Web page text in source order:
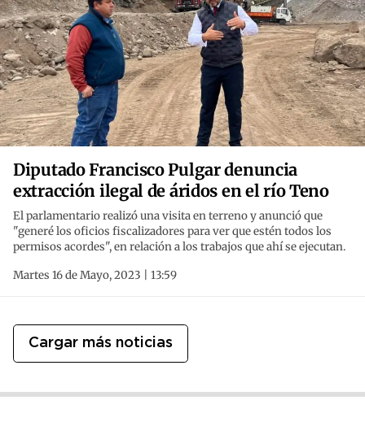
Diputado Francisco Pulgar denuncia
extracción ilegal de áridos en el río Teno
El parlamentario realizó una visita en terreno y anunció que
"generé los oficios fiscalizadores para ver que estén todos los
permisos acordes", en relación a los trabajos que ahí se ejecutan.
Martes 16 de Mayo, 2023 | 13:59
Cargar más noticias